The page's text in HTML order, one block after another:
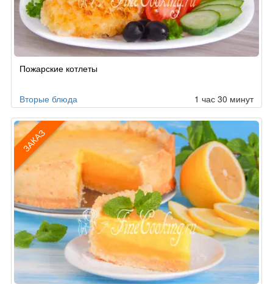
поПожарские котлеты
Вторые блюда 1 час 30 минут
ЗАКАЗ